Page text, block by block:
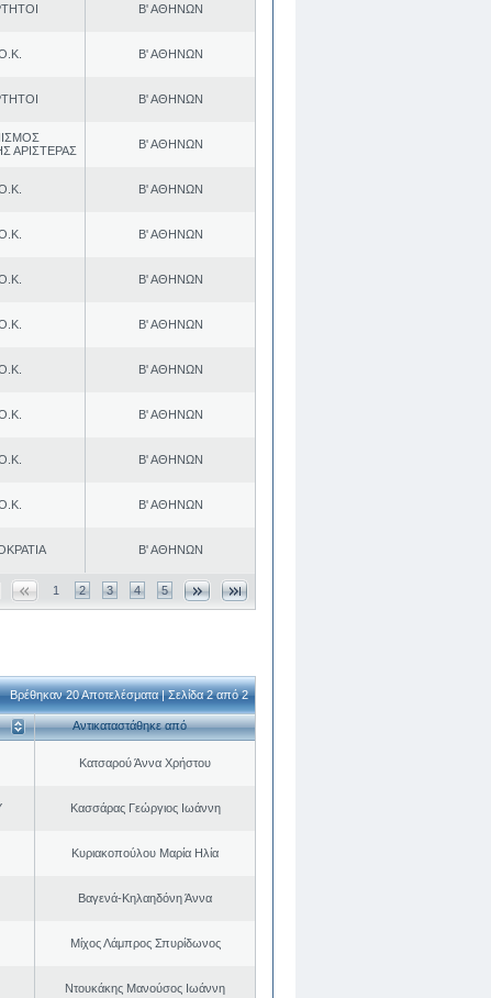
Β' ΑΘΗΝΩΝ
Β' ΑΘΗΝΩΝ
Β' ΑΘΗΝΩΝ
ΑΡΙΣΤΕΡΑΣ
Β' ΑΘΗΝΩΝ
Β' ΑΘΗΝΩΝ
Β' ΑΘΗΝΩΝ
Β' ΑΘΗΝΩΝ
Β' ΑΘΗΝΩΝ
Β' ΑΘΗΝΩΝ
Β' ΑΘΗΝΩΝ
Β' ΑΘΗΝΩΝ
Β' ΑΘΗΝΩΝ
Β' ΑΘΗΝΩΝ
1 2 3 4 5
Βρέθηκαν 20 Αποτελέσματα | Σελίδα 2 από 2
Αντικαταστάθηκε από
Κατσαρού Άννα Χρήστου
Κασσάρας Γεώργιος Ιωάννη
Κυριακοπούλου Μαρία Ηλία
Βαγενά-Κηλαηδόνη Άννα
Μίχος Λάμπρος Σπυρίδωνος
Ντουκάκης Μανούσος Ιωάννη